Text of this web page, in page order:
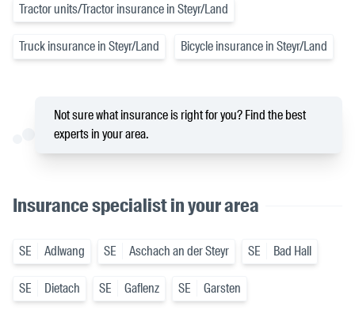
Tractor units/Tractor insurance in Steyr/Land
Truck insurance in Steyr/Land Bicycle insurance in Steyr/Land
Not sure what insurance is right for you? Find the best
experts in your area.
Insurance specialist in your area
SE Adlwang SE Aschach an der Steyr SE Bad Hall
SE Dietach SE Gaflenz SE Garsten